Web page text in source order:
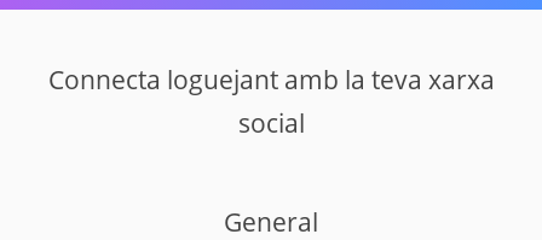
General
Connecta loguejant amb la teva xarxa
social
General